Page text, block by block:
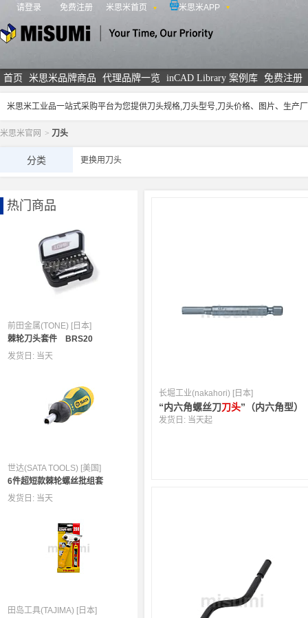
请登录 免费注册 米思米首页 米思米APP
首页 米思米品牌商品 代理品牌一览 inCAD Library 案例库 免费注册
米思米工业品一站式采购平台为您提供刀头规格,刀头型号,刀头价格、图片、生
米思米官网 > 刀头
分类 更换用刀头
热门商品
前田金属(TONE) [日本]
棘轮刀头套件 BRS20
发货日: 当天
世达(SATA TOOLS) [美国]
6件超短款棘轮螺丝批组套
发货日: 当天
田岛工具(TAJIMA) [日本]
长堀工业(nakahori) [日本]
“内六角螺丝刀刀头”（内六角型）
发货日: 当天起